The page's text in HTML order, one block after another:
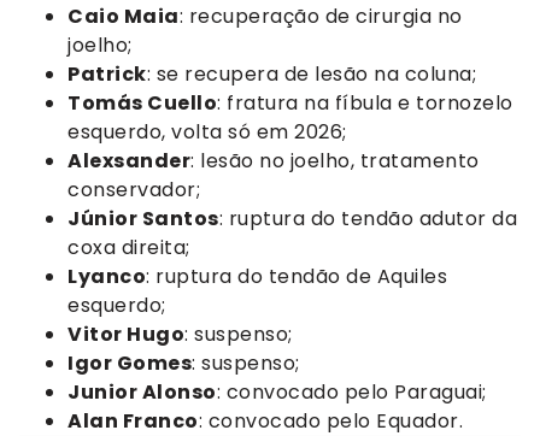
Caio Maia: recuperação de cirurgia no
joelho;
Patrick: se recupera de lesão na coluna;
Tomás Cuello: fratura na fíbula e tornozelo
esquerdo, volta só em 2026;
Alexsander: lesão no joelho, tratamento
conservador;
Júnior Santos: ruptura do tendão adutor da
coxa direita;
Lyanco: ruptura do tendão de Aquiles
esquerdo;
Vitor Hugo: suspenso;
Igor Gomes: suspenso;
Junior Alonso: convocado pelo Paraguai;
Alan Franco: convocado pelo Equador.